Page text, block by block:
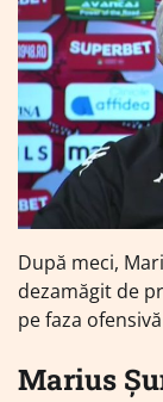
După meci,
dezamăgit de
pe faza
Marius